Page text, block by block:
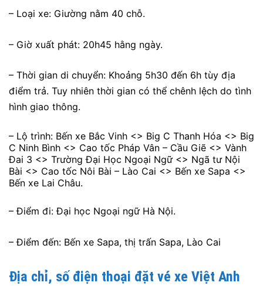
– Loại xe: Giường nằm 40 chỗ.
– Giờ xuất phát: 20h45 hằng ngày.
– Thời gian di chuyển: Khoảng 5h30 đến 6h tùy địa
điểm trả. Tuy nhiên thời gian có thể chênh lệch do tình
hình giao thông.
– Lộ trình: Bến xe Bắc Vinh <> Big C Thanh Hóa <> Big
C Ninh Bình <> Cao tốc Pháp Vân – Cầu Giẽ <> Vành
Đai 3 <> Trường Đại Học Ngoại Ngữ <> Ngã tư Nội
Bài <> Cao tốc Nôi Bài – Lào Cai <> Bến xe Sapa <>
Bến xe Lai Châu.
– Điểm đi: Đại học Ngoại ngữ Hà Nội.
– Điểm đến: Bến xe Sapa, thị trấn Sapa, Lào Cai
Địa chỉ, số điện thoại đặt vé xe Việt Anh